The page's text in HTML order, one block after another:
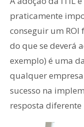
praticamente
conseguir um ROI
do que se deverá
exemplo) é uma
qualquer
sucesso na
resposta